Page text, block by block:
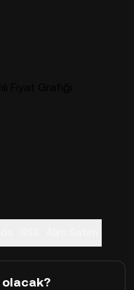
olacak?